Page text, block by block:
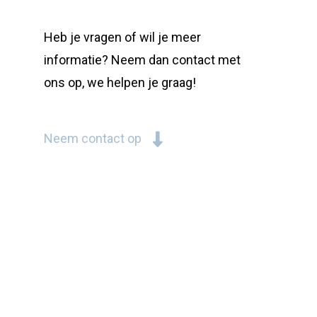
Heb je vragen of wil je meer
informatie? Neem dan contact met
ons op, we helpen je graag!
Neem contact op